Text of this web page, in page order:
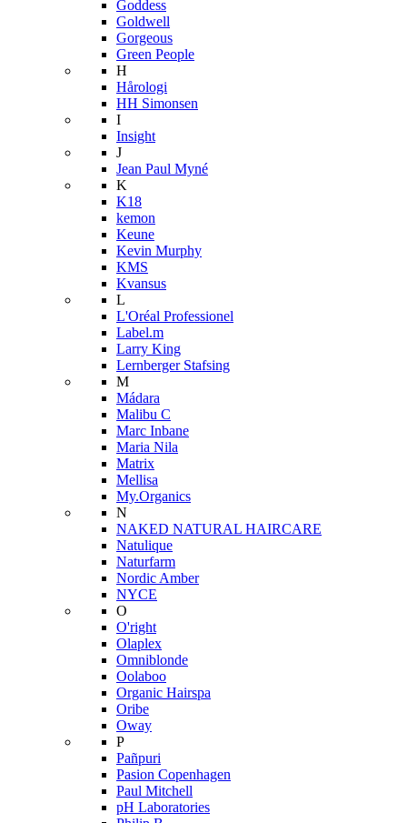
Goddess
Goldwell
Gorgeous
Green People
H
Hårologi
HH Simonsen
I
Insight
J
Jean Paul Myné
K
K18
kemon
Keune
Kevin Murphy
KMS
Kvansus
L
L'Oréal Professionel
Label.m
Larry King
Lernberger Stafsing
M
Mádara
Malibu C
Marc Inbane
Maria Nila
Matrix
Mellisa
My.Organics
N
NAKED NATURAL HAIRCARE
Natulique
Naturfarm
Nordic Amber
NYCE
O
O'right
Olaplex
Omniblonde
Oolaboo
Organic Hairspa
Oribe
Oway
P
Pañpuri
Pasion Copenhagen
Paul Mitchell
pH Laboratories